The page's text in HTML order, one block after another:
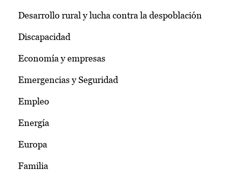
Desarrollo rural y lucha contra la despoblación
Discapacidad
Economía y empresas
Emergencias y Seguridad
Empleo
Energía
Europa
Familia